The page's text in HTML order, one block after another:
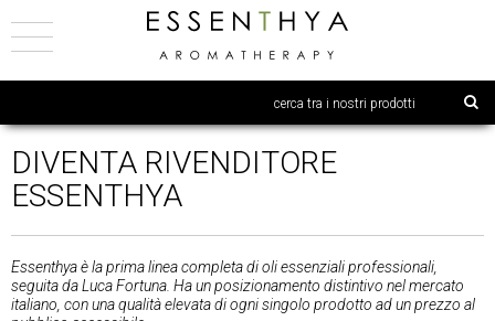
DIVENTA RIVENDITORE
ESSENTHYA
Essenthya è la prima linea completa di oli essenziali professionali,
seguita da Luca Fortuna. Ha un posizionamento distintivo nel mercato
italiano, con una qualità elevata di ogni singolo prodotto ad un prezzo al